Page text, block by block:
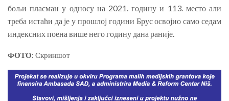
бољи пласман у односу на 2021. годину и 113. место али
треба истаћи да је у прошлој години Брус освојио само седам
индексних поена више него годину дана раније.
ФОТО: Скриншот